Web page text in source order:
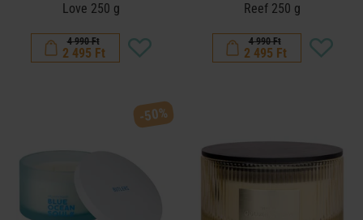
Love 250 g
4 990 Ft
2 495 Ft
Reef 250 g
4 990 Ft
2 495 Ft
-50%